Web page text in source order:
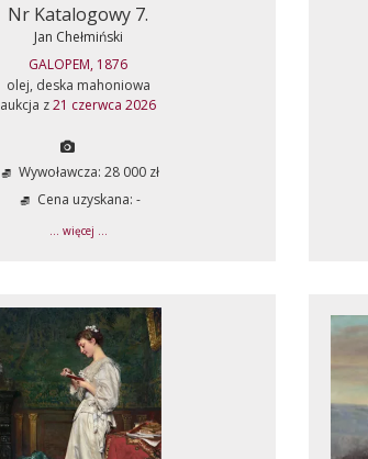
Nr Katalogowy 7.
Jan Chełmiński
GALOPEM, 1876
olej, deska mahoniowa
aukcja z21 czerwca 2026
Wywoławcza: 28 000 zł
Cena uzyskana: -
... więcej ...